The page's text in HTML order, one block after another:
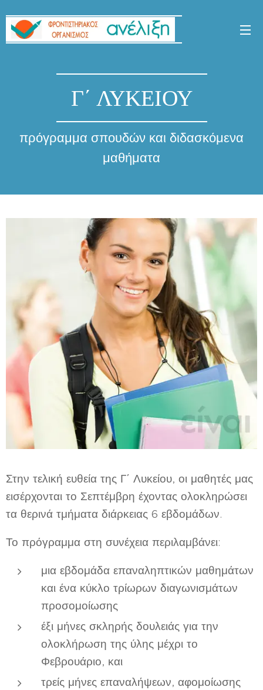
Γ΄ ΛΥΚΕΙΟΥ
πρόγραμμα σπουδών και διδασκόμενα
μαθήματα
Στην τελική ευθεία της Γ΄ Λυκείου, οι μαθητές μας
εισέρχονται το Σεπτέμβρη έχοντας ολοκληρώσει
τα θερινά τμήματα διάρκειας 6 εβδομάδων.
Το πρόγραμμα στη συνέχεια περιλαμβάνει:
μια εβδομάδα επαναληπτικών μαθημάτων
και ένα κύκλο τρίωρων διαγωνισμάτων
προσομοίωσης
έξι μήνες σκληρής δουλειάς για την
ολοκλήρωση της ύλης μέχρι το
Φεβρουάριο, και
τρείς μήνες επαναλήψεων, αφομοίωσης